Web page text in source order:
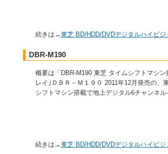
続きは→東芝 BD/HDD/DVDデジタルハイビ
DBR-M190
概要は「DBR-M190 東芝 タイムシフトマシ
レイ｣ＤＢＲ－Ｍ１９０ 2011年12月発売の
シフトマシン搭載で地上デジタル6チャンネル
続きは→東芝 BD/HDD/DVDデジタルハイビ